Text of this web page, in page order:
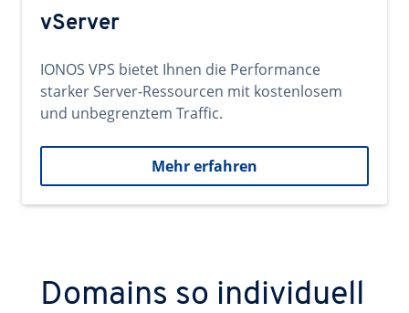
vServer
IONOS VPS bietet Ihnen die Performance
starker Server-Ressourcen mit kostenlosem
und unbegrenztem Traffic.
Mehr erfahren
Domains so individuell